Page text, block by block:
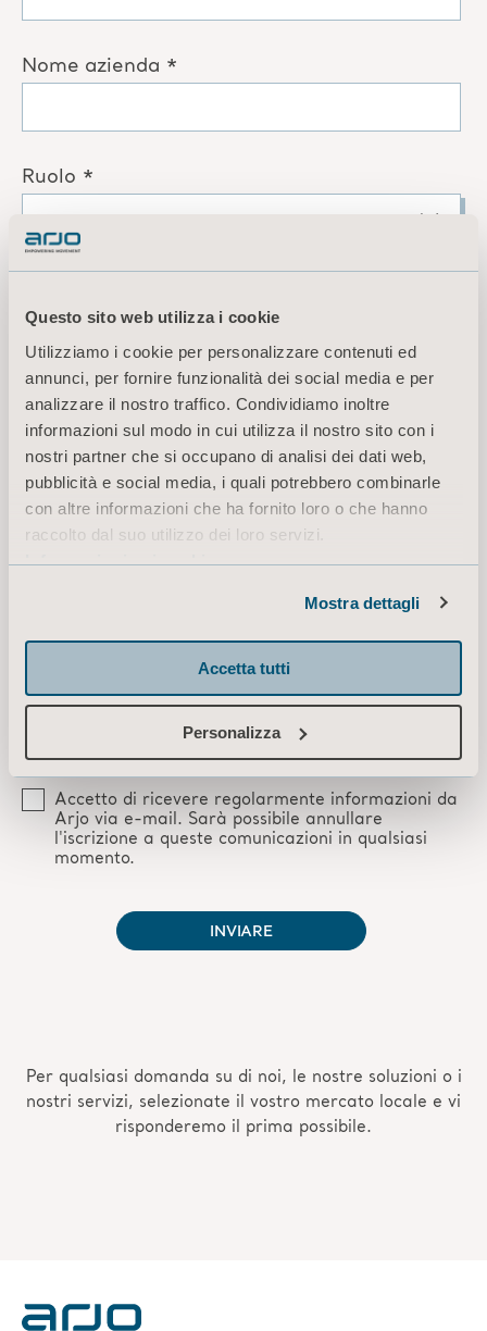
Questo sito web utilizza i cookie
Utilizziamo i cookie per personalizzare contenuti ed
annunci, per fornire funzionalità dei social media e per
analizzare il nostro traffico. Condividiamo inoltre
informazioni sul modo in cui utilizza il nostro sito con i
nostri partner che si occupano di analisi dei dati web,
pubblicità e social media, i quali potrebbero combinarle
con altre informazioni che ha fornito loro o che hanno
raccolto dal suo utilizzo dei loro servizi.
Informazioni sui cookie
Mostra dettagli
Accetta tutti
Personalizza
Per qualsiasi domanda su di noi, le nostre soluzioni o i
nostri servizi, selezionate il vostro mercato locale e vi
risponderemo il prima possibile.